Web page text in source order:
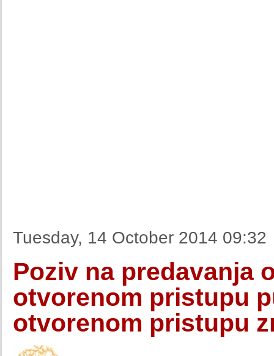
Tuesday, 14 October 2014 09:32
Poziv na predavanja
otvorenom pristupu
otvorenom pristupu